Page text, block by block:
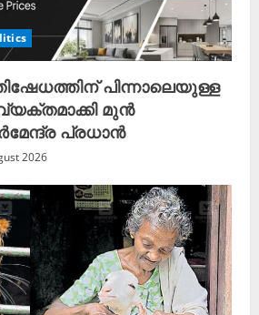
പിന്നാലെയുള്ള
വ്യക്തമാക്കി മുൻ
പ്രധാൻ
2026